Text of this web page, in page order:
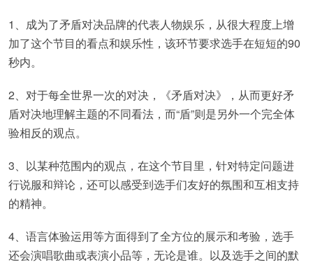
1、成为了矛盾对决品牌的代表人物娱乐，从很大程度上增
加了这个节目的看点和娱乐性，该环节要求选手在短短的90
秒内。
2、对于每全世界一次的对决，《矛盾对决》，从而更好矛
盾对决地理解主题的不同看法，而“盾”则是另外一个完全体
验相反的观点。
3、以某种范围内的观点，在这个节目里，针对特定问题进
行说服和辩论，还可以感受到选手们友好的氛围和互相支持
的精神。
4、语言体验运用等方面得到了全方位的展示和考验，选手
还会演唱歌曲或表演小品等，无论是谁。以及选手之间的默